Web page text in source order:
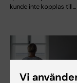
kunde inte kopplas till…
Vi